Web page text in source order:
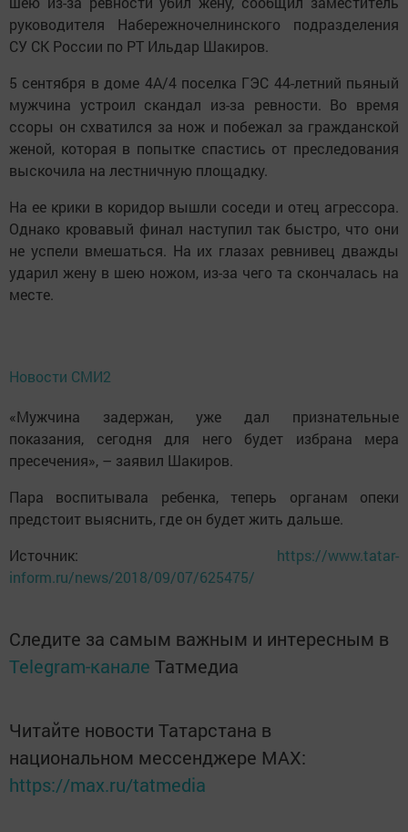
руководителя Набережночелнинского подразделения
СУ СК России по РТ Ильдар Шакиров.
5 сентября в доме 4А/4 поселка ГЭС 44-летний пьяный
мужчина устроил скандал из-за ревности. Во время
ссоры он схватился за нож и побежал за гражданской
женой, которая в попытке спастись от преследования
выскочила на лестничную площадку.
На ее крики в коридор вышли соседи и отец агрессора.
Однако кровавый финал наступил так быстро, что они
не успели вмешаться. На их глазах ревнивец дважды
ударил жену в шею ножом, из-за чего та скончалась на
месте.
Новости СМИ2
«Мужчина задержан, уже дал признательные
показания, сегодня для него будет избрана мера
пресечения», – заявил Шакиров.
Пара воспитывала ребенка, теперь органам опеки
предстоит выяснить, где он будет жить дальше.
Источник: https://www.tatar-
inform.ru/news/2018/09/07/625475/
Следите за самым важным и интересным в
Telegram-канале Татмедиа
Читайте новости Татарстана в
национальном мессенджере MАХ:
https://max.ru/tatmedia